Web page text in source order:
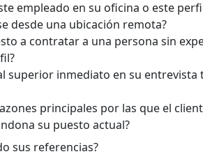
empleado en su oficina o este
desde una ubicación remota?
a contratar a una persona sin
superior inmediato en su entrevista
principales por las que el
su puesto actual?
sus referencias?